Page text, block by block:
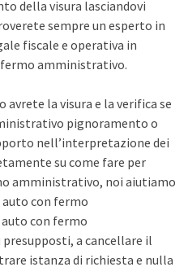
della visura lasciandovi
sempre un esperto in
fiscale e operativa in
amministrativo.
la visura e la verifica se
pignoramento o
nell’interpretazione dei
su come fare per
amministrativo, noi aiutiamo
con fermo
con fermo
a cancellare il
istanza di richiesta e nulla